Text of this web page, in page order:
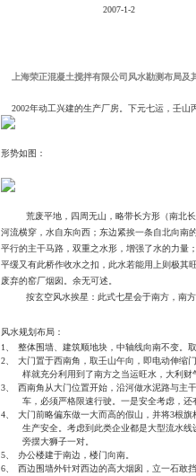
2007-1-2
上海荣正混凝土搅拌有限公司风水勘测布局及
2002年动工兴建的生产厂房。下元七运，壬山
形势如图：
荒废平地，四周无山，略带长方形（南北
河流横穿，水自东向西；东边紧挨一条自北向南
平行的主干马路，双重之水形，增强了水的力量
平缓又有此桥作收水之扣，此水若能用上则极其
废弃的窑厂烟囱。余无可述。
按玄空风水挨星：此式七星会于南方，南
风水规划布局：
1、
整体围墙、建筑顺地块，中轴线向南不变。
2、
大门置于西南角，取壬山午向，即电动伸缩
样就充分利用到了南方之当运旺水，大利财
3、
西南角从大门位置开始，沿河做水泥路与主
车，必须严格限速行驶。一是安全考虑，还
4、
大门前略偏东做一大而高的假山，并将3根旗
生产安全。考虑到此类企业都是大型流水
旁摆大狮子一对。
5、
办公楼建于南边，楼门向南。
6、
西边围墙外针对西边的高大烟囱，立一石敢